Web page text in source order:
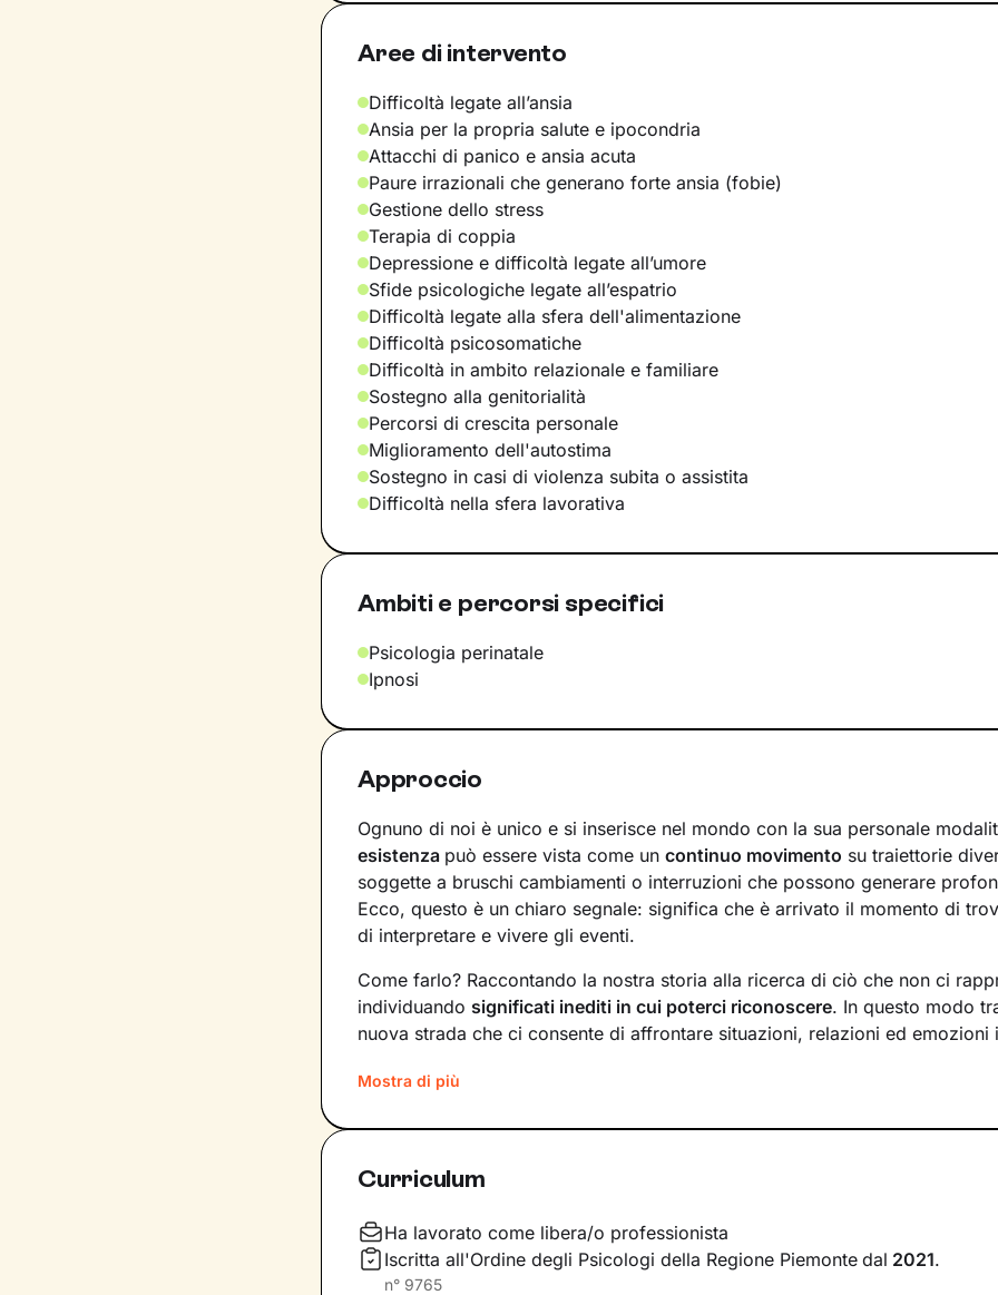
Aree di intervento
Difficoltà legate all’ansia
Ansia per la propria salute e ipocondria
Attacchi di panico e ansia acuta
Paure irrazionali che generano forte ansia (fobie)
Gestione dello stress
Terapia di coppia
Depressione e difficoltà legate all’umore
Sfide psicologiche legate all’espatrio
Difficoltà legate alla sfera dell'alimentazione
Difficoltà psicosomatiche
Difficoltà in ambito relazionale e familiare
Sostegno alla genitorialità
Percorsi di crescita personale
Miglioramento dell'autostima
Sostegno in casi di violenza subita o assistita
Difficoltà nella sfera lavorativa
Ambiti e percorsi specifici
Psicologia perinatale
Ipnosi
Approccio
Ognuno di noi è unico e si inserisce nel mondo con la sua personale
esistenza può essere vista come un continuo movimento su traiettorie
soggette a bruschi cambiamenti o interruzioni che possono generare
Ecco, questo è un chiaro segnale: significa che è arrivato il momento di
di interpretare e vivere gli eventi.
Come farlo? Raccontando la nostra storia alla ricerca di ciò che non ci
individuando significati inediti in cui poterci riconoscere. In questo modo
nuova strada che ci consente di affrontare situazioni, relazioni ed emozioni
costruzione di una relazione accoglientee di supporto. Ci concentreremo
potrebbero aiutarti ad avere a che fare coi vari aspetti della tua vita con
Infine costruiremo insieme unanuova narrazione
ciò che senti e desideri, e che ti guidi nel raggiungimento degli obiettivi di
prefiggi.
Mostra di più
Curriculum
Ha lavorato come libera/o professionista
Iscritta all'Ordine degli Psicologi della Regione Piemonte dal 2021.
n° 9765